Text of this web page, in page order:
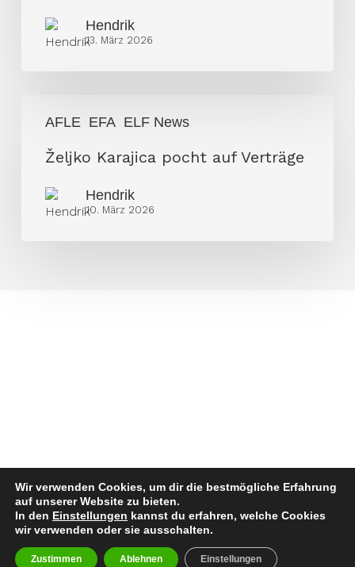
Hendrik
13. März 2026
AFLE EFA ELF News
Karajica
pocht
Verträge
Željko Karajica pocht auf Verträge
Hendrik
10. März 2026
Wir verwenden Cookies, um dir die bestmögliche Erfahrung
auf unserer Website zu bieten.
In den Einstellungen kannst du erfahren, welche Cookies
wir verwenden oder sie ausschalten.
Zustimmen Ablehnen Einstellungen